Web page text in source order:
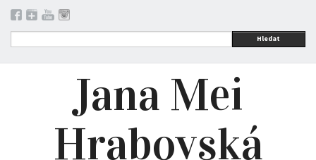
Hledat
Jana Mei
Hrabovská